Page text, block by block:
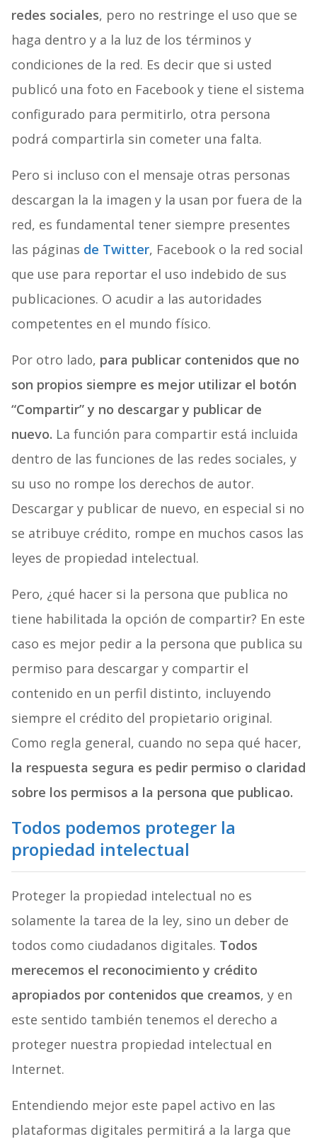
redes sociales, pero no restringe el uso que se
haga dentro y a la luz de los términos y
condiciones de la red. Es decir que si usted
publicó una foto en Facebook y tiene el sistema
configurado para permitirlo, otra persona
podrá compartirla sin cometer una falta.
Pero si incluso con el mensaje otras personas
descargan la la imagen y la usan por fuera de la
red, es fundamental tener siempre presentes
las páginas de Twitter, Facebook o la red social
que use para reportar el uso indebido de sus
publicaciones. O acudir a las autoridades
competentes en el mundo físico.
Por otro lado, para publicar contenidos que no
son propios siempre es mejor utilizar el botón
“Compartir” y no descargar y publicar de
nuevo. La función para compartir está incluida
dentro de las funciones de las redes sociales, y
su uso no rompe los derechos de autor.
Descargar y publicar de nuevo, en especial si no
se atribuye crédito, rompe en muchos casos las
leyes de propiedad intelectual.
Pero, ¿qué hacer si la persona que publica no
tiene habilitada la opción de compartir? En este
caso es mejor pedir a la persona que publica su
permiso para descargar y compartir el
contenido en un perfil distinto, incluyendo
siempre el crédito del propietario original.
Como regla general, cuando no sepa qué hacer,
la respuesta segura es pedir permiso o claridad
sobre los permisos a la persona que publicao.
Todos podemos proteger la
propiedad intelectual
Proteger la propiedad intelectual no es
solamente la tarea de la ley, sino un deber de
todos como ciudadanos digitales. Todos
merecemos el reconocimiento y crédito
apropiados por contenidos que creamos, y en
este sentido también tenemos el derecho a
proteger nuestra propiedad intelectual en
Internet.
Entendiendo mejor este papel activo en las
plataformas digitales permitirá a la larga que